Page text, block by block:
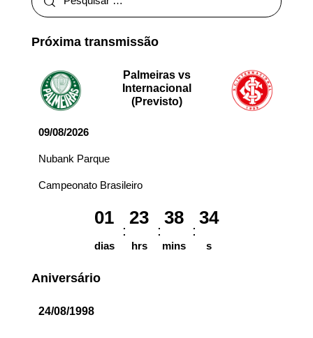
Próxima transmissão
Palmeiras vs
Internacional
(Previsto)
09/08/2026
Nubank Parque
Campeonato Brasileiro
01
dias
23
hrs
38
mins
34
s
Aniversário
24/08/1998